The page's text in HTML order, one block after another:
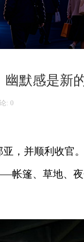
默感是新
: 0
，并顺利收官
帐篷、草地、